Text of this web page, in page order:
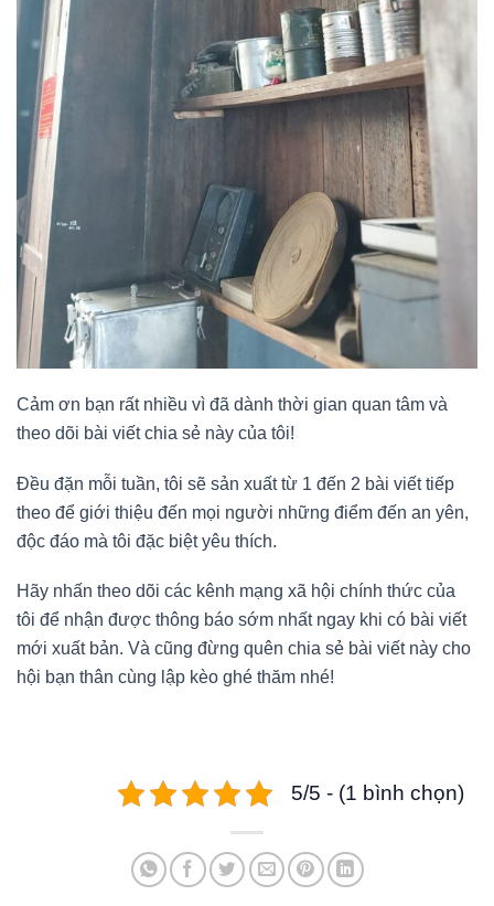
Cảm ơn bạn rất nhiều vì đã dành thời gian quan tâm và
theo dõi bài viết chia sẻ này của tôi!
Đều đặn mỗi tuần, tôi sẽ sản xuất từ 1 đến 2 bài viết tiếp
theo để giới thiệu đến mọi người những điểm đến an yên,
độc đáo mà tôi đặc biệt yêu thích.
Hãy nhấn theo dõi các kênh mạng xã hội chính thức của
tôi để nhận được thông báo sớm nhất ngay khi có bài viết
mới xuất bản. Và cũng đừng quên chia sẻ bài viết này cho
hội bạn thân cùng lập kèo ghé thăm nhé!
5/5 - (1 bình chọn)